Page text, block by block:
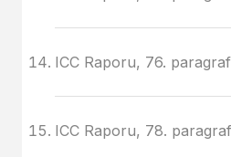
ICC Raporu, 76. paragraf
ICC Raporu, 78. paragraf